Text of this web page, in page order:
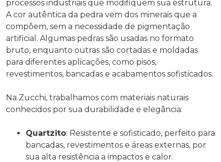
processos industriais que modifiquem sua estrutura.
A cor autêntica da pedra vem dos minerais que a
compõem, sem a necessidade de pigmentação
artificial. Algumas pedras são usadas no formato
bruto, enquanto outras são cortadas e moldadas
para diferentes aplicações, como pisos,
revestimentos, bancadas e acabamentos sofisticados.
Na Zucchi, trabalhamos com materiais naturais
conhecidos por sua durabilidade e elegância:
Quartzito: Resistente e sofisticado, perfeito para
bancadas, revestimentos e áreas externas, por
sua alta resistência a impactos e calor.